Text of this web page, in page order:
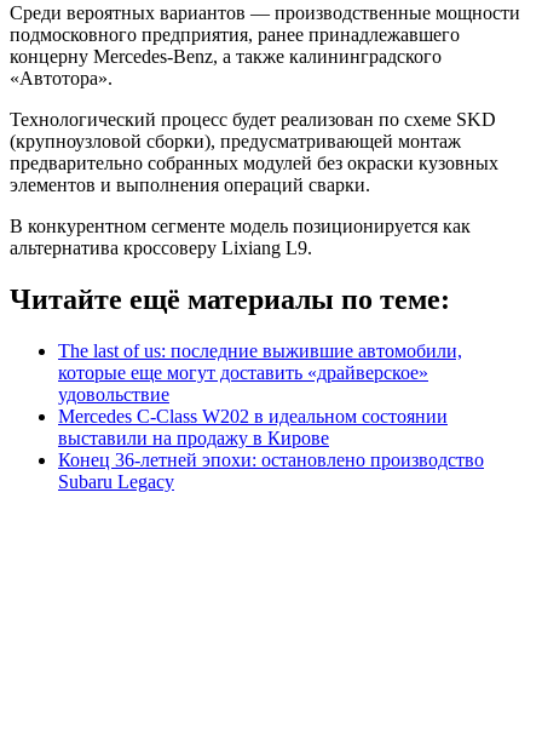
Среди вероятных вариантов — производственные мощности
подмосковного предприятия, ранее принадлежавшего
концерну Mercedes-Benz, а также калининградского
«Автотора».
Технологический процесс будет реализован по схеме SKD
(крупноузловой сборки), предусматривающей монтаж
предварительно собранных модулей без окраски кузовных
элементов и выполнения операций сварки.
В конкурентном сегменте модель позиционируется как
альтернатива кроссоверу Lixiang L9.
Читайте ещё материалы по теме:
The last of us: последние выжившие автомобили,
которые еще могут доставить «драйверское»
удовольствие
Mercedes C-Class W202 в идеальном состоянии
выставили на продажу в Кирове
Конец 36-летней эпохи: остановлено производство
Subaru Legacy